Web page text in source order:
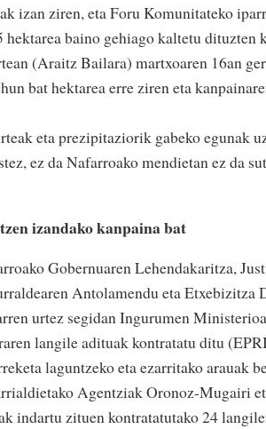
izan ziren, eta Foru Komunitateko
baino gehiago kaltetu dituzten
(Araitz Bailara) martxoaren 16an
bat hektarea erre ziren eta
eta prezipitaziorik gabeko egunak
ez da Nafarroako mendietan ez da
izandako kanpaina bat
Gobernuaren Lehendakaritza,
Antolamendu eta Etxebizitza
urtez segidan Ingurumen
langile adituak kontratatu ditu
laguntzeko eta ezarritako arauak
Agentziak Oronoz-Mugairi
indartu zituen kontratatutako 24